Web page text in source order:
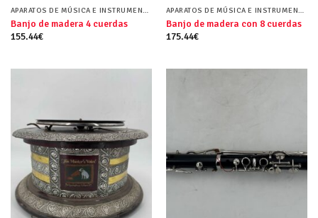
APARATOS DE MÚSICA E INSTRUMENTOS MUSICALES
Banjo de madera 4 cuerdas
155.44€
APARATOS DE MÚSICA E INSTRUMENTOS MUSICALES
Banjo de madera con 8 cuerdas
175.44€